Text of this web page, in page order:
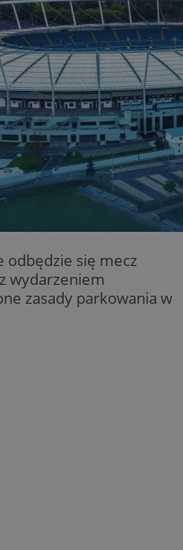
odbędzie się mecz
wydarzeniem
zasady parkowania w